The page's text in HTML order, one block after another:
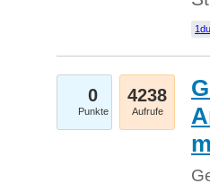
0
Punkte
4238
Aufrufe